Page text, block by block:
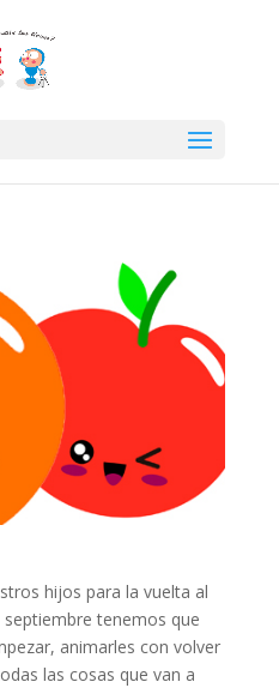
hijos para la vuelta al
septiembre tenemos que
animarles con volver
las cosas que van a